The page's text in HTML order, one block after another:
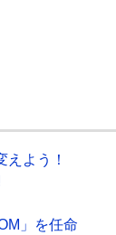
よう！
」を任命